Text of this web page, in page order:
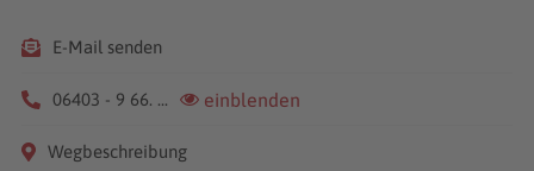
E-Mail senden
06403 - 9 66. ... einblenden
Wegbeschreibung